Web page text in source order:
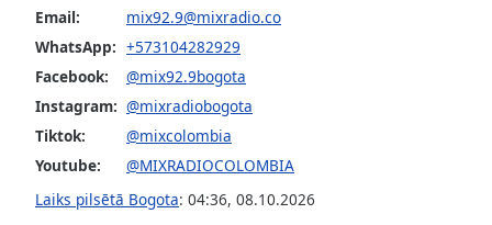
Email:
mix92.9@mixradio.co
WhatsApp: +573104282929
Facebook:
@mix92.9bogota
Instagram: @mixradiobogota
Tiktok:
@mixcolombia
Youtube:
@MIXRADIOCOLOMBIA
Laiks pilsētā Bogota: 04:36, 08.10.2026